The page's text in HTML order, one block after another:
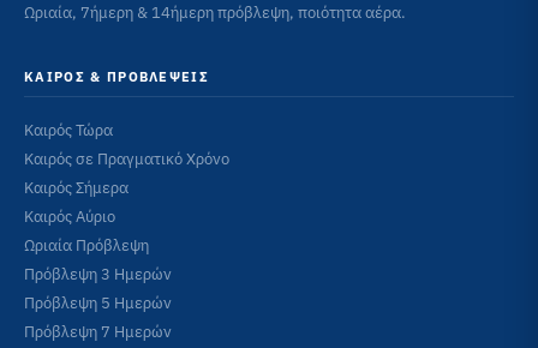
Ωριαία, 7ήμερη & 14ήμερη πρόβλεψη, ποιότητα αέρα.
ΚΑΙΡΌΣ & ΠΡΟΒΛΈΨΕΙΣ
Καιρός Τώρα
Καιρός σε Πραγματικό Χρόνο
Καιρός Σήμερα
Καιρός Αύριο
Ωριαία Πρόβλεψη
Πρόβλεψη 3 Ημερών
Πρόβλεψη 5 Ημερών
Πρόβλεψη 7 Ημερών